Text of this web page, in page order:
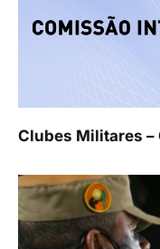
Clubes Militares –